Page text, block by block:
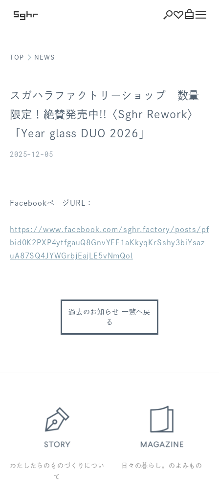
ショッピング バッグを見る
注文履歴
ログアウト
TOP NEWS
スガハラファクトリーショップ 数量
限定！絶賛発売中!!〈Sghr Rework〉
「Year glass DUO 2026」
2025-12-05
FacebookページURL：
https://www.facebook.com/sghr.factory/posts/pf
bid0K2PXP4ytfgauQ8GnvYEE1aKkyqKrSshy3biYsaz
uA87SQ4JYWGrbjEajLE5vNmQol
過去のお知らせ 一覧へ戻
る
わたしたちのものづくりについ
て
日々の暮らし。のよみもの